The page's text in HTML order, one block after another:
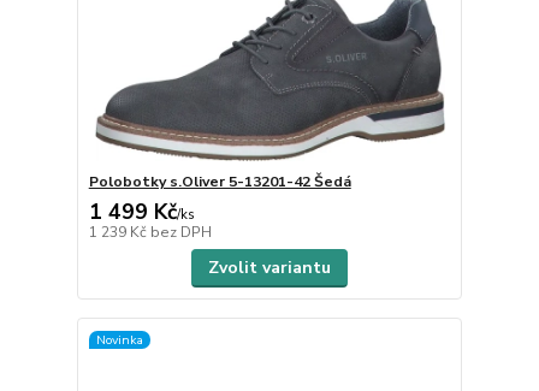
Polobotky s.Oliver 5-13201-42 Šedá
1 499 Kč/ks
1 239 Kč bez DPH
Zvolit variantu
Novinka